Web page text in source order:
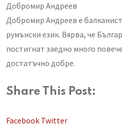
Добромир Андреев
Добромир Андреев е
румънски език. Вярва, че
постигнат заедно много
достатъчно добре.
Share This Post:
Facebook TwitterLinkedIn
Whatsapp
Share